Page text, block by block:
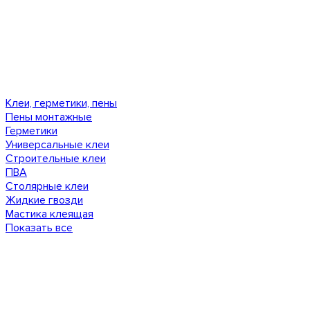
Клеи, герметики, пены
Пены монтажные
Герметики
Универсальные клеи
Строительные клеи
ПВА
Столярные клеи
Жидкие гвозди
Мастика клеящая
Показать все